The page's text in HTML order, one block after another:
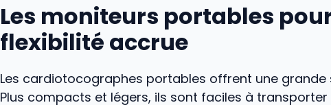
Les moniteurs portables
flexibilité accrue
Les cardiotocographes portables offrent une grande
Plus compacts et légers, ils sont faciles à transporter